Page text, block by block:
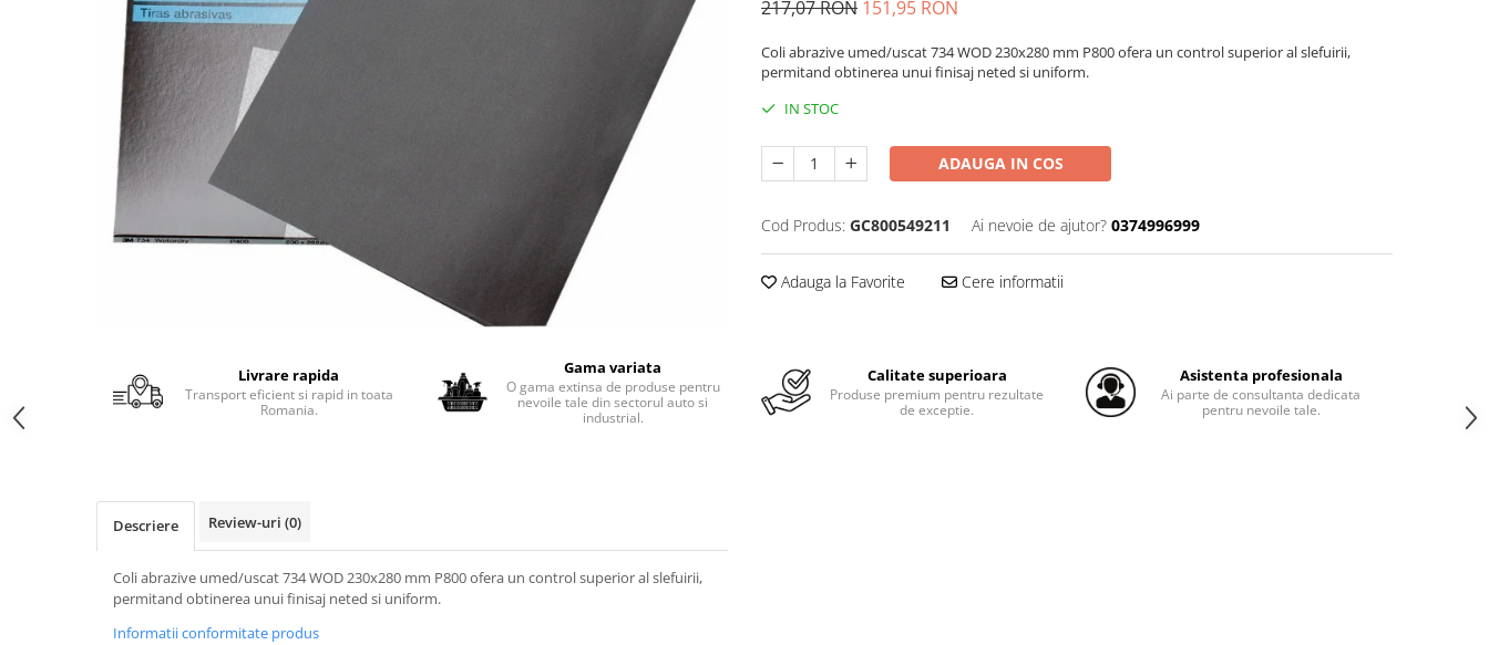
Protectie vizuala
Sisteme si pahare PPS
Pahare de amestec
217,07 RON 151,95 RON
Coli abrazive umed/uscat 734 WOD 230x280 mm P800 ofera un control superior al slefuirii,
permitand obtinerea unui finisaj neted si uniform.
IN STOC
ADAUGA IN COS
Cod Produs: GC800549211 Ai nevoie de ajutor? 0374996999
Adauga la Favorite Cere informatii
Livrare rapida
Transport eficient si rapid in toata
Romania.
Gama variata
O gama extinsa de produse pentru
nevoile tale din sectorul auto si
industrial.
Calitate superioara
Produse premium pentru rezultate
de exceptie.
Asistenta profesionala
Ai parte de consultanta dedicata
pentru nevoile tale.
Descriere Review-uri (0)
Coli abrazive umed/uscat 734 WOD 230x280 mm P800 ofera un control superior al slefuirii,
permitand obtinerea unui finisaj neted si uniform.
Informatii conformitate produs